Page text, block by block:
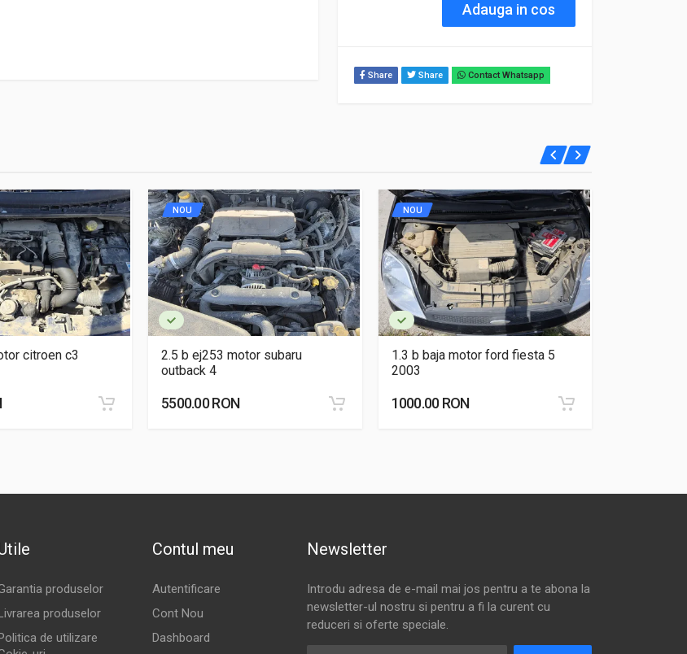
Adauga in cos
Share Share Contact Whatsapp
citroen c3
NOU
2.5 b ej253 motor subaru
outback 4
5500.00 RON
NOU
1.3 b baja motor ford fiesta 5
2003
1000.00 RON
produselor
produselor
de utilizare
Contul meu
Autentificare
Cont Nou
Dashboard
Newsletter
Introdu adresa de e-mail mai jos pentru a te abona la
newsletter-ul nostru si pentru a fi la curent cu
reduceri si oferte speciale.